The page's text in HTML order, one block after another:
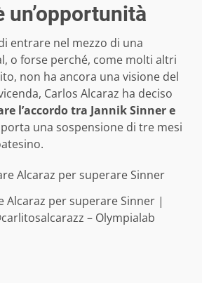
un’opportunità
entrare nel mezzo di una
o forse perché, come molti altri
non ha ancora una visione del
Carlos Alcaraz ha deciso
l’accordo tra Jannik Sinner e
una sospensione di tre mesi
Alcaraz per superare Sinner |
– Olympialab